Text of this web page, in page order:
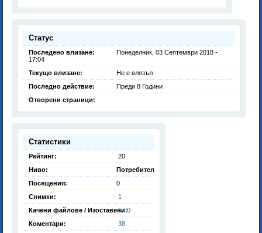
Статус
Последено влизане:
Понеделник, 03 Септември 2018 -
17:04
Текущо влизане:
Не е влязъл
Последно действие:
Преди 8 Години
Отворени страници:
Статистики
Рейтинг:
20
Ниво:
Потребител
Посещения:
0
Снимки:
1
Качени файлове / Изоставени:
5 / 0
Коментари:
38